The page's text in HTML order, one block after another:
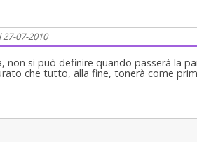
07-2010
non si può definire quando passerà la
che tutto, alla fine, tonerà come